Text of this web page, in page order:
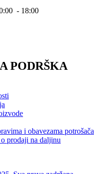
- 18:00
PODRŠKA
i obavezama potrošača
prodaji na daljinu